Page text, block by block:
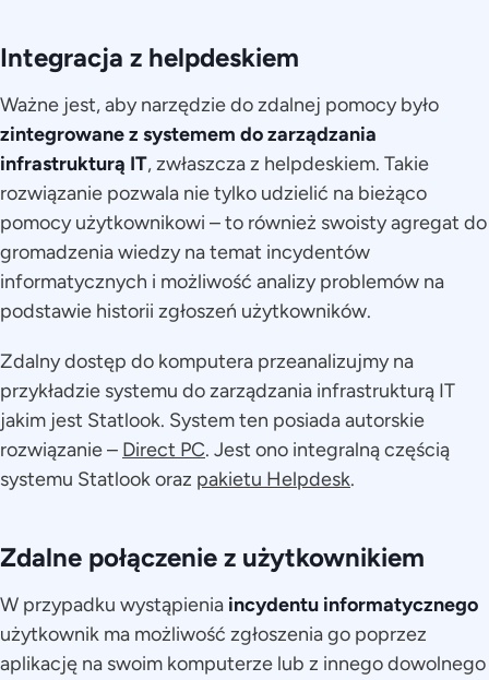
Integracja z helpdeskiem
Ważne jest, aby narzędzie do zdalnej pomocy było
zintegrowane z systemem do zarządzania
infrastrukturą IT, zwłaszcza z helpdeskiem. Takie
rozwiązanie pozwala nie tylko udzielić na bieżąco
pomocy użytkownikowi – to również swoisty agregat do
gromadzenia wiedzy na temat incydentów
informatycznych i możliwość analizy problemów na
podstawie historii zgłoszeń użytkowników.
Zdalny dostęp do komputera przeanalizujmy na
przykładzie systemu do zarządzania infrastrukturą IT
jakim jest Statlook. System ten posiada autorskie
rozwiązanie – Direct PC. Jest ono integralną częścią
systemu Statlook oraz pakietu Helpdesk.
Zdalne połączenie z użytkownikiem
W przypadku wystąpienia incydentu informatycznego
użytkownik ma możliwość zgłoszenia go poprzez
aplikację na swoim komputerze lub z innego dowolnego